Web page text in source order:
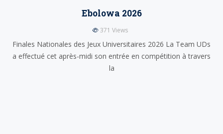
Ebolowa 2026
371 Views
Finales Nationales des Jeux Universitaires 2026 La Team UDs
a effectué cet après-midi son entrée en compétition à travers
la